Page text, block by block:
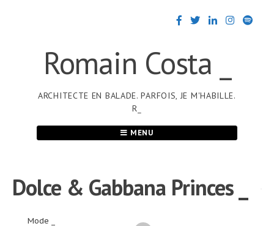
Romain Costa _
ARCHITECTE EN BALADE. PARFOIS, JE M'HABILLE.
R_
MENU
Dolce & Gabbana Princes _
Mode _